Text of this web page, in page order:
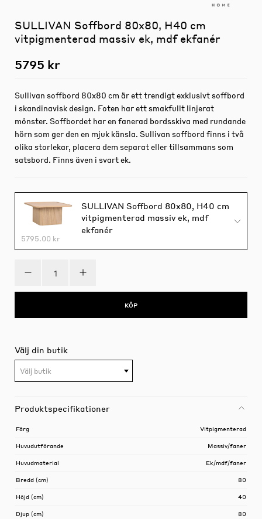
SULLIVAN Soffbord 80x80, H40 cm
vitpigmenterad massiv ek, mdf ekfanér
5795 kr
Sullivan soffbord 80x80 cm är ett trendigt exklusivt soffbord
i skandinavisk design. Foten har ett smakfullt linjerat
mönster. Soffbordet har en fanerad bordsskiva med rundande
hörn som ger den en mjuk känsla. Sullivan soffbord finns i två
olika storlekar, placera dem separat eller tillsammans som
satsbord. Finns även i svart ek.
SULLIVAN Soffbord 80x80, H40 cm
vitpigmenterad massiv ek, mdf
ekfanér
5795.00 kr
KÖP
Välj din butik
Välj butik
Produktspecifikationer
Färg Vitpigmenterad
Huvudutförande Massiv/faner
Huvudmaterial Ek/mdf/faner
Bredd (cm) 80
Höjd (cm) 40
Djup (cm) 80